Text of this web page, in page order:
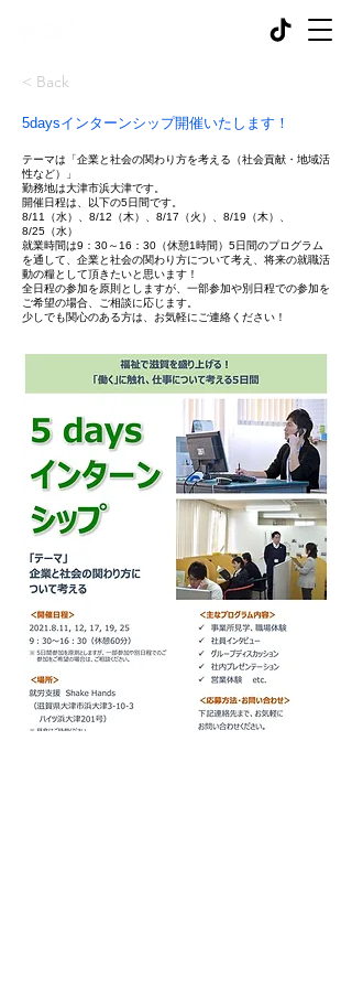
< Back
5daysインターンシップ開催いたします！
テーマは「企業と社会の関わり方を考える（社会貢献・地域活
性など）」
勤務地は大津市浜大津です。
開催日程は、以下の5日間です。
8/11（水）、8/12（木）、8/17（火）、8/19（木）、
8/25（水）
就業時間は9：30～16：30（休憩1時間）5日間のプログラム
を通して、企業と社会の関わり方について考え、将来の就職活
動の糧として頂きたいと思います！
全日程の参加を原則としますが、一部参加や別日程での参加を
ご希望の場合、ご相談に応じます。
少しでも関心のある方は、お気軽にご連絡ください！